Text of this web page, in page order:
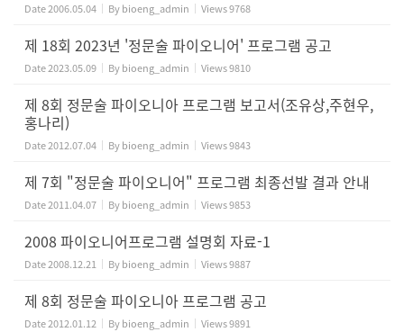
Date2006.05.04 Bybioeng_admin Views9768
제 18회 2023년 '정문술 파이오니어' 프로그램 공고
Date2023.05.09 Bybioeng_admin Views9810
제 8회 정문술 파이오니아 프로그램 보고서(조유상,주현우,
홍나리)
Date2012.07.04 Bybioeng_admin Views9843
제 7회 "정문술 파이오니어" 프로그램 최종선발 결과 안내
Date2011.04.07 Bybioeng_admin Views9853
2008 파이오니어프로그램 설명회 자료-1
Date2008.12.21 Bybioeng_admin Views9887
제 8회 정문술 파이오니아 프로그램 공고
Date2012.01.12 Bybioeng_admin Views9891